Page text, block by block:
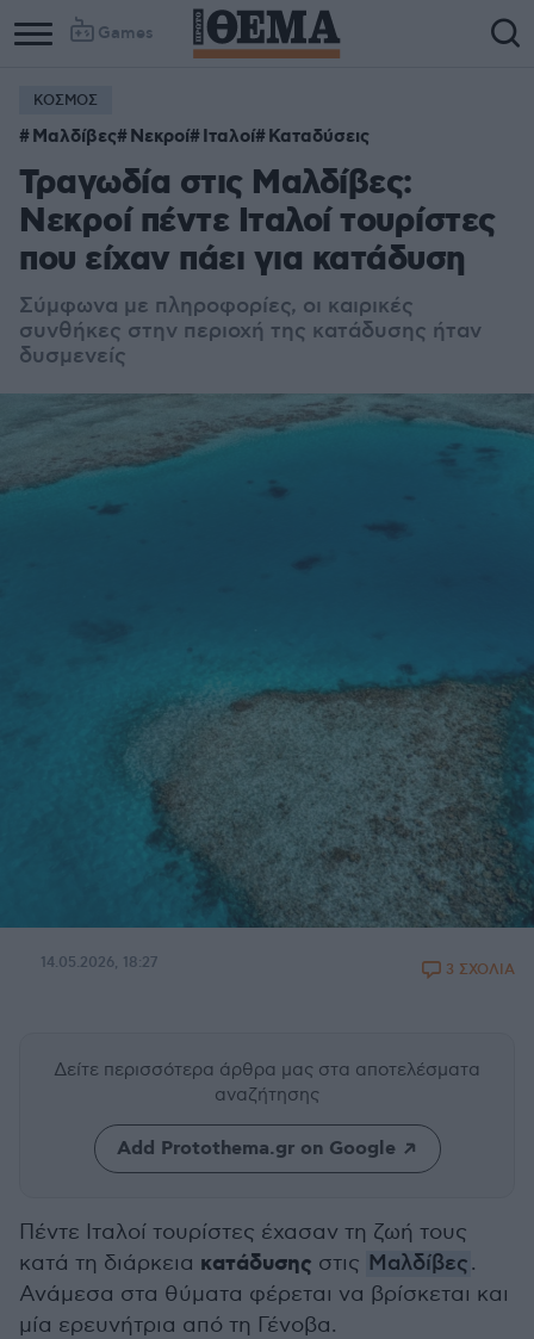
Games
ΚΟΣΜΟΣ
Μαλδίβες Νεκροί Ιταλοί Καταδύσεις
Τραγωδία στις Μαλδίβες:
Νεκροί πέντε Ιταλοί τουρίστες
που είχαν πάει για κατάδυση
Σύμφωνα με πληροφορίες, οι καιρικές
συνθήκες στην περιοχή της κατάδυσης ήταν
δυσμενείς
14.05.2026, 18:27 3 ΣΧΟΛΙΑ
Δείτε περισσότερα άρθρα μας στα αποτελέσματα
αναζήτησης
Add Protothema.gr on Google
Πέντε Ιταλοί τουρίστες έχασαν τη ζωή τους
κατά τη διάρκεια κατάδυσης στις Μαλδίβες.
Ανάμεσα στα θύματα φέρεται να βρίσκεται και
μία ερευνήτρια από τη Γένοβα.